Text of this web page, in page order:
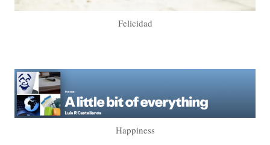
Felicidad
Happiness